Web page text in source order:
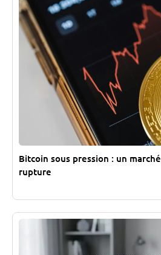
Bitcoin sous pression : un
rupture